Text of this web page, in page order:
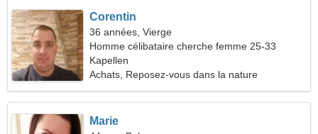
Corentin
36 années, Vierge
Homme célibataire cherche femme 25-33
Kapellen
Achats, Reposez-vous dans la nature
Marie